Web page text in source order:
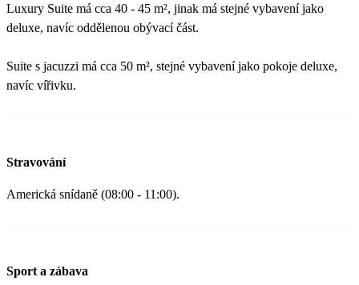
Luxury Suite má cca 40 - 45 m², jinak má stejné vybavení jako
deluxe, navíc oddělenou obývací část.
Suite s jacuzzi má cca 50 m², stejné vybavení jako pokoje deluxe,
navíc vířivku.
Stravování
Americká snídaně (08:00 - 11:00).
Sport a zábava